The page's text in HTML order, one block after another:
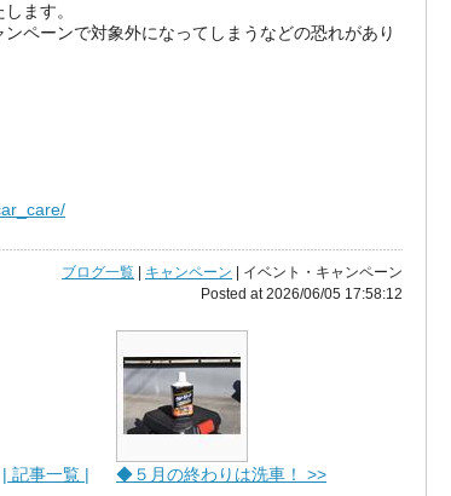
ます。
ペーンで対象外になってしまうなどの恐れがあり
ブログ一覧 キャンペーン | イベント・キャンペーン
Posted at 2026/06/05 17:58:12
| 記事一覧 | ◆５月の終わりは洗車！ >>